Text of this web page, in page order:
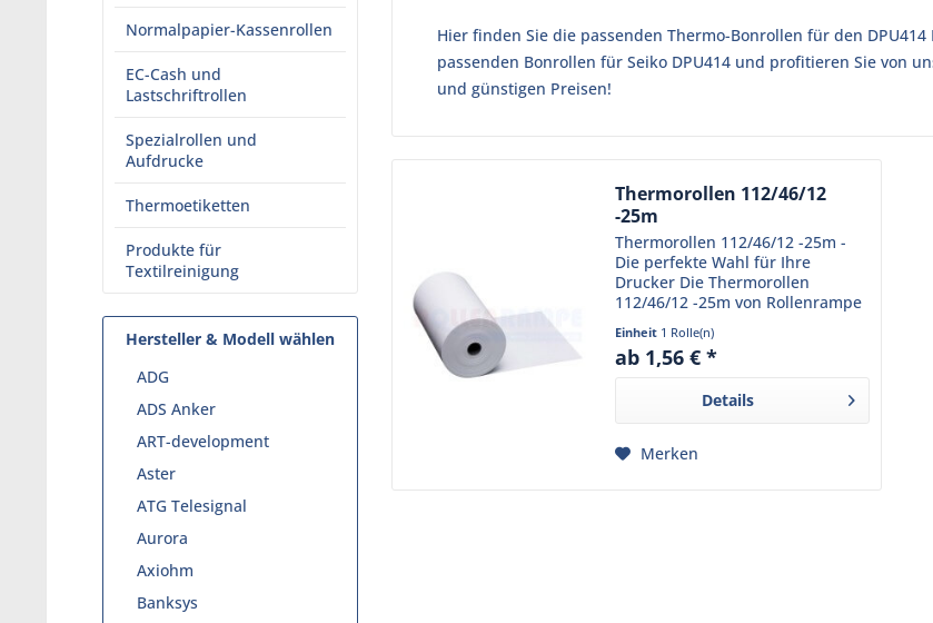
Normalpapier-Kassenrollen
EC-Cash und
Lastschriftrollen
Spezialrollen und
Aufdrucke
Thermoetiketten
Produkte für
Textilreinigung
Hersteller & Modell wählen
ADG
ADS Anker
ART-development
Aster
ATG Telesignal
Aurora
Axiohm
Banksys
Hier finden Sie die passenden Thermo-Bonrollen für den
passenden Bonrollen für Seiko DPU414 und profitieren Sie von
und günstigen Preisen!
Thermorollen 112/46/12
-25m
Thermorollen 112/46/12 -25m -
Die perfekte Wahl für Ihre
Drucker Die Thermorollen
112/46/12 -25m von Rollenrampe
sind speziell für den Einsatz in
einer Vielzahl von Druckern
konzipiert, darunter Modelle von
Einheit 1 Rolle(n)
ab 1,56 € *
Details
Merken